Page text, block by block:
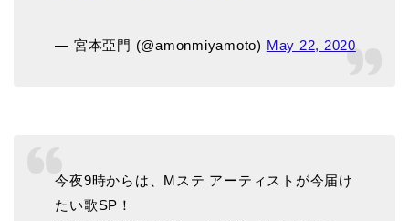
— 宮本亞門 (@amonmiyamoto) May 22, 2020
今夜9時からは、Mステ アーティストが今届け
たい歌SP！